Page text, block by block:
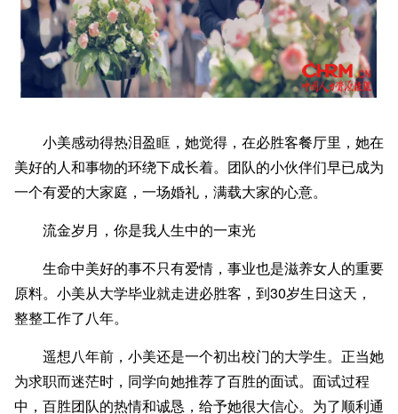
小美感动得热泪盈眶，她觉得，在必胜客餐厅里，她在
美好的人和事物的环绕下成长着。团队的小伙伴们早已成为
一个有爱的大家庭，一场婚礼，满载大家的心意。
流金岁月，你是我人生中的一束光
生命中美好的事不只有爱情，事业也是滋养女人的重要
原料。小美从大学毕业就走进必胜客，到30岁生日这天，
整整工作了八年。
遥想八年前，小美还是一个初出校门的大学生。正当她
为求职而迷茫时，同学向她推荐了百胜的面试。面试过程
中，百胜团队的热情和诚恳，给予她很大信心。为了顺利通